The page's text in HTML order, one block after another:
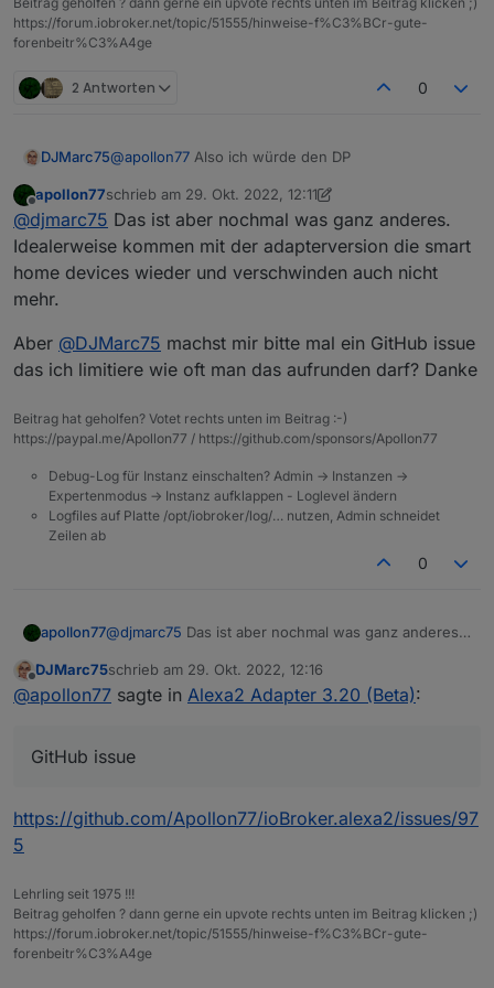
https://forum.iobroker.net/topic/51555/hinweise-f%C3%BCr-gute-
forenbeitr%C3%A4ge
2 Antworten 0
DJMarc75@apollon77 Also ich würde den DP
rausnehmen.
Da ist wegen den vielen ungeduldigen und
Offline
apollon77schrieb am 29. Okt. 2022, 12:11
zuletzt editiert von apollon77
@djmarc75 Das ist aber nochmal was ganz anderes.
Idealerweise kommen mit der adapterversion die smart
home devices wieder und verschwinden auch nicht
mehr.
Aber @DJMarc75 machst mir bitte mal ein GitHub issue
das ich limitiere wie oft man das aufrunden darf? Danke
Beitrag hat geholfen? Votet rechts unten im Beitrag :-)
https://paypal.me/Apollon77 / https://github.com/sponsors/Apollon77
Debug-Log für Instanz einschalten? Admin -> Instanzen ->
Expertenmodus -> Instanz aufklappen - Loglevel ändern
Logfiles auf Platte /opt/iobroker/log/… nutzen, Admin schneidet
Zeilen ab
0
apollon77@djmarc75 Das ist aber nochmal was ganz anderes.
smart home devices wieder und verschwinden auch
nicht mehr.
Aber@ DJMarc75machst mir bitte mal ein GitHub
issue das ich limitiere wie oft man das aufrunden
Offline
DJMarc75schrieb am 29. Okt. 2022, 12:16
zuletzt editiert von
@apollon77 sagte in Alexa2 Adapter 3.20 (Beta):
GitHub issue
https://github.com/Apollon77/ioBroker.alexa2/issues/97
5
Lehrling seit 1975 !!!
Beitrag geholfen ? dann gerne ein upvote rechts unten im Beitrag klicken ;)
https://forum.iobroker.net/topic/51555/hinweise-f%C3%BCr-gute-
forenbeitr%C3%A4ge